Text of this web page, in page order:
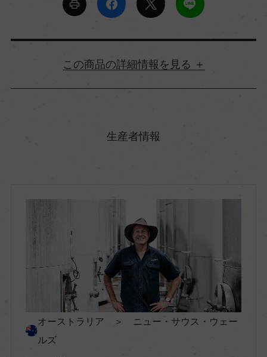
詳細情報
地区名
オレンジ
生産者情報
オーストラリア ＞ ニュー・サウス・ウェー
ルズ